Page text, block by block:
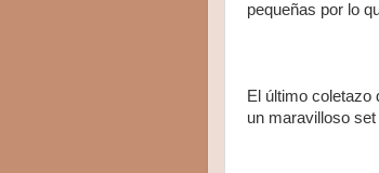
pequeñas por lo
El último coletazo
un maravilloso